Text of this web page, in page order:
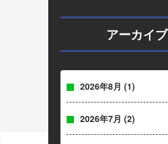
アーカイブ
2026年8月 (1)
2026年7月 (2)